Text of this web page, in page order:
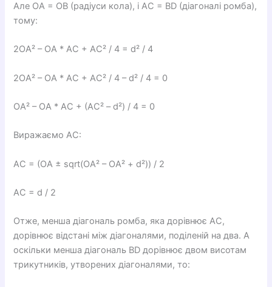
Але OA = OB (радіуси кола), і AC = BD (діагоналі ромба),
тому:
2OA² – OA * AC + AC² / 4 = d² / 4
2OA² – OA * AC + AC² / 4 – d² / 4 = 0
OA² – OA * AC + (AC² – d²) / 4 = 0
Виражаємо AC:
AC = (OA ± sqrt(OA² – OA² + d²)) / 2
AC = d / 2
Отже, менша діагональ ромба, яка дорівнює AC,
дорівнює відстані між діагоналями, поділеній на два. А
оскільки менша діагональ BD дорівнює двом висотам
трикутників, утворених діагоналями, то: